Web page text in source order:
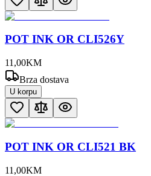
POT INK OR CLI526Y
11 ,00KM
Brza dostava
U korpu
POT INK OR CLI521 BK
11 ,00KM